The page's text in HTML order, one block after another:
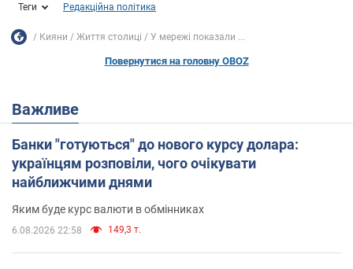
Теги Редакційна політика
Кияни Життя столиці У мережі показали ...
Повернутися на головну OBOZ
Важливе
Банки "готуються" до нового курсу долара:
українцям розповіли, чого очікувати
найближчими днями
Яким буде курс валюти в обмінниках
6.08.2026 22:58 149,3 т.